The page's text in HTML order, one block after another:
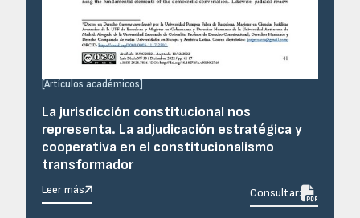
[Artículos académicos]
La jurisdicción constitucional nos
representa. La adjudicación estratégica y
cooperativa en el constitucionalismo
transformador
Leer más Consultar: 